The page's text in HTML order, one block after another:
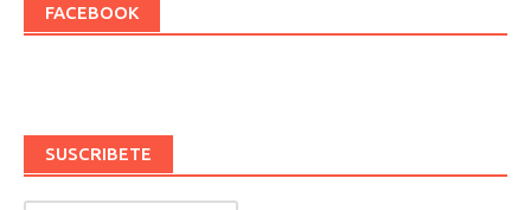
FACEBOOK
SUSCRIBETE